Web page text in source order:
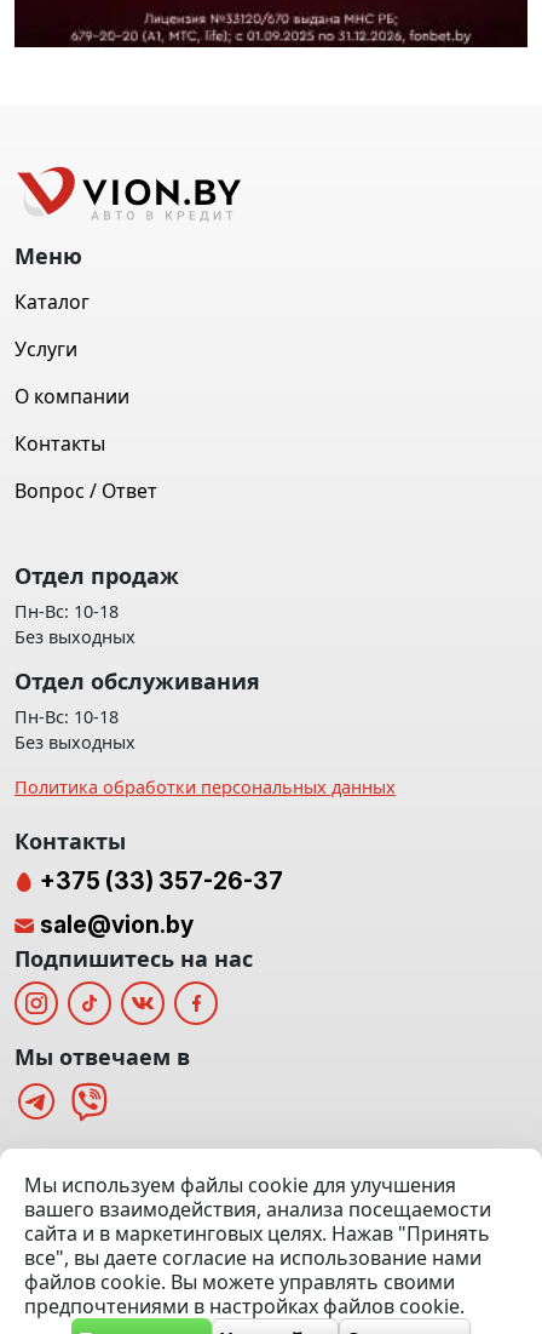
(Офис: 5 этаж | Осмотр авто: 5 этаж)
Посмотреть на карте
© 2020 — 2026 VION.BY — Продажа, выкуп и обмен | УНП
192961100 |Эвакуатор Минск
Меню
Каталог
Услуги
О компании
Контакты
Вопрос / Ответ
Отдел продаж
Пн-Вс: 10-18
Без выходных
Отдел обслуживания
Пн-Вс: 10-18
Без выходных
Политика обработки персональных данных
Мы используем файлы cookie для улучшения
вашего взаимодействия, анализа посещаемости
сайта и в маркетинговых целях. Нажав "Принять
все", вы даете согласие на использование нами
файлов cookie. Вы можете управлять своими
предпочтениями в настройках файлов cookie.
Контакты
+375 (33) 357-26-37
sale@vion.by
Подпишитесь на нас
Мы отвечаем в